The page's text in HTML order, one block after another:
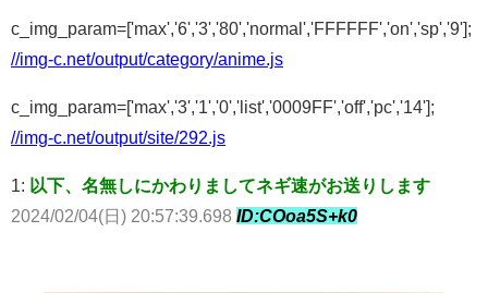
c_img_param=['max','6','3','80','normal','FFFFFF','on','sp','9'];
//img-c.net/output/category/anime.js
c_img_param=['max','3','1','0','list','0009FF','off','pc','14'];
//img-c.net/output/site/292.js
1: 以下、名無しにかわりましてネギ速がお送りします
2024/02/04(日) 20:57:39.698 ID:COoa5S+k0